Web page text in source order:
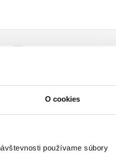
O cookies
používame súbory
INAIL